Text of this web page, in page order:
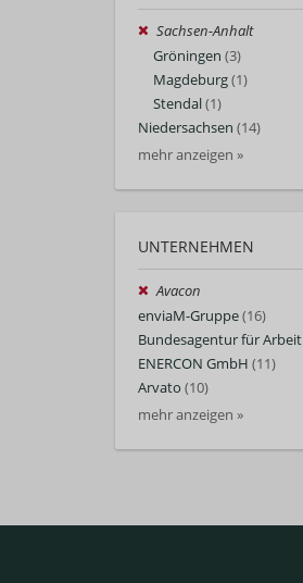
Sachsen-Anhalt
Gröningen (3)
Magdeburg(1)
Stendal(1)
Niedersachsen (14)
mehr anzeigen »
UNTERNEHMEN
Avacon
enviaM-Gruppe(16)
Bundesagentur für Arbeit
ENERCON GmbH (11)
Arvato (10)
mehr anzeigen »